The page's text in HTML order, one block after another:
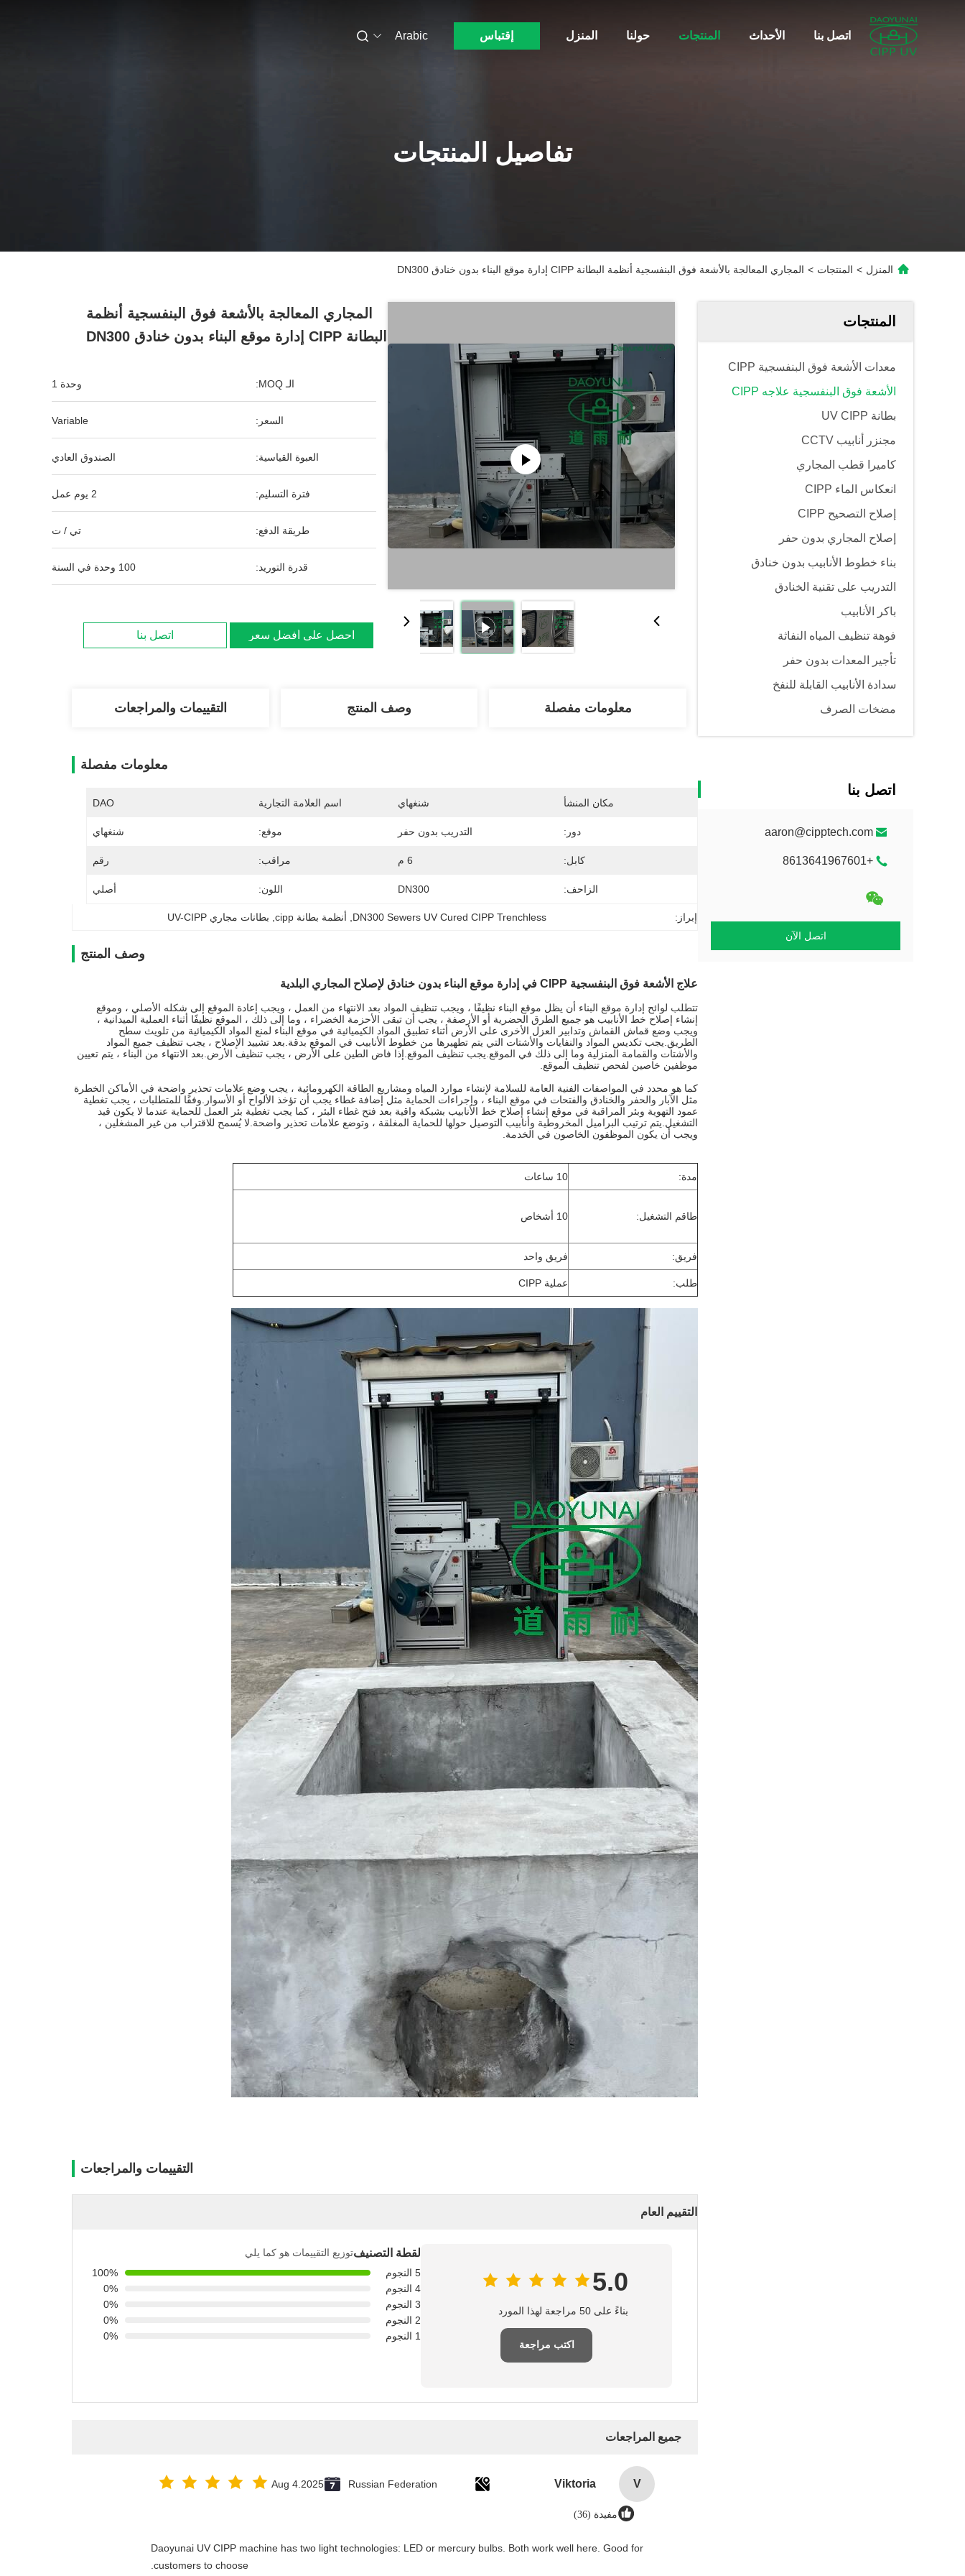
المنزل حولنا المنتجات الأحداث اتصل بنا إقتباس Arabic
تفاصيل المنتجات
المنزل > المنتجات > المجاري المعالجة بالأشعة فوق البنفسجية أنظمة البطانة CIPP إدارة موقع البناء بدون خنادق DN300
المنتجات
معدات الأشعة فوق البنفسجية CIPP
الأشعة فوق البنفسجية علاجه CIPP
بطانة UV CIPP
مجنزر أنابيب CCTV
كاميرا قطب المجاري
انعكاس الماء CIPP
إصلاح التصحيح CIPP
إصلاح المجاري بدون حفر
بناء خطوط الأنابيب بدون خنادق
التدريب على تقنية الخنادق
باكر الأنابيب
فوهة تنظيف المياه النفاثة
تأجير المعدات بدون حفر
سدادة الأنابيب القابلة للنفخ
مضخات الصرف
اتصل بنا
aaron@cipptech.com
+8613641967601
اتصل الآن
المجاري المعالجة بالأشعة فوق البنفسجية أنظمة
البطانة CIPP إدارة موقع البناء بدون خنادق DN300
الـ MOQ: وحدة 1
السعر: Variable
العبوة القياسية: الصندوق العادي
فترة التسليم: 2 يوم عمل
طريقة الدفع: تي / ت
قدرة التوريد: 100 وحدة في السنة
احصل على أفضل سعر اتصل بنا
معلومات مفصلة وصف المنتج التقييمات والمراجعات
معلومات مفصلة
مكان المنشأ شنغهاي اسم العلامة التجارية DAO
دور: التدريب بدون حفر موقع: شنغهاي
كابل: 6 م مراقب: رقم
الزاحف: DN300 اللون: أصلي
إبراز: DN300 Sewers UV Cured CIPP Trenchless أنظمة بطانة cipp بطانات مجاري UV-CIPP
وصف المنتج
علاج الأشعة فوق البنفسجية CIPP في إدارة موقع البناء بدون خنادق لإصلاح المجاري البلدية
تتطلب لوائح إدارة موقع البناء أن يظل موقع البناء نظيفًا ، ويجب تنظيف المواد بعد الانتهاء من العمل ، ويجب إعادة الموقع إلى شكله الأصلي ، وموقع
إنشاء إصلاح خط الأنابيب هو جميع الطرق الحضرية أو الأرصفة ، يجب أن تبقى الأحزمة الخضراء ، وما إلى ذلك ، الموقع نظيفًا أثناء العملية الميدانية ،
ويجب وضع قماش القماش وتدابير العزل الأخرى على الأرض أثناء تطبيق المواد الكيميائية في موقع البناء لمنع المواد الكيميائية من تلويث سطح
الطريق.يجب تكديس المواد والنفايات والأشتات التي يتم تطهيرها من خطوط الأنابيب في الموقع بدقة.بعد تشييد الإصلاح ، يجب تنظيف جميع المواد
والأشتات والقمامة المنزلية وما إلى ذلك في الموقع.يجب تنظيف الموقع.إذا فاض الطين على الأرض ، يجب تنظيف الأرض.بعد الانتهاء من البناء ، يتم تعيين
موظفين خاصين لفحص تنظيف الموقع.
كما هو محدد في المواصفات الفنية العامة للسلامة لإنشاء موارد المياه ومشاريع الطاقة الكهرومائية ، يجب وضع علامات تحذير واضحة في الأماكن الخطرة
مثل الآبار والحفر والخنادق والفتحات في موقع البناء ، وإجراءات الحماية مثل إضافة غطاء يجب أن تؤخذ الألواح أو الأسوار.وفقًا للمتطلبات ، يجب تغطية
عمود التهوية وبئر المراقبة في موقع إنشاء إصلاح خط الأنابيب بشبكة واقية بعد فتح غطاء البئر ، كما يجب تغطية بئر العمل للحماية عندما لا يكون قيد
التشغيل.يتم ترتيب البراميل المخروطية وأنابيب التوصيل حولها للحماية المغلقة ، وتوضع علامات تحذير واضحة.لا يُسمح للاقتراب من غير المشغلين ،
ويجب أن يكون الموظفون الخاصون في الخدمة.
مدة: 10 ساعات
طاقم التشغيل: 10 أشخاص
فريق: فريق واحد
طلب: عملية CIPP
التقييمات والمراجعات
التقييم العام
5.0
بناءً على 50 مراجعة لهذا المورد
اكتب مراجعة
لقطة التصنيفتوزيع التقييمات هو كما يلي
5 النجوم
100%
4 النجوم
0%
3 النجوم
0%
2 النجوم
0%
1 النجوم
0%
جميع المراجعات
V
Viktoria
Russian Federation
Aug 4.2025
مفيدة (36)
Daoyunai UV CIPP machine has two light technologies: LED or mercury bulbs. Both work well here. Good for
customers to choose.